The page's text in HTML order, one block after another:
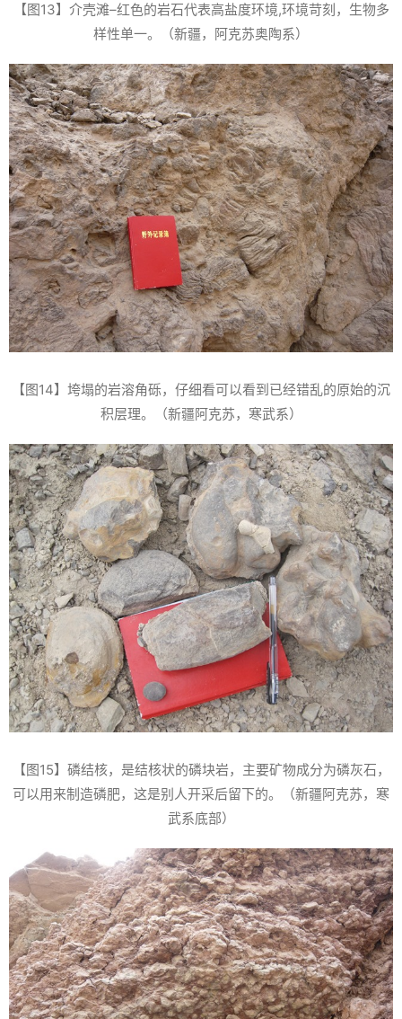
【图13】介壳滩–红色的岩石代表高盐度环境,环境苛刻，生物多
样性单一。（新疆，阿克苏奥陶系）
【图14】垮塌的岩溶角砾，仔细看可以看到已经错乱的原始的沉
积层理。（新疆阿克苏，寒武系）
【图15】磷结核，是结核状的磷块岩，主要矿物成分为磷灰石，
可以用来制造磷肥，这是别人开采后留下的。（新疆阿克苏，寒
武系底部）